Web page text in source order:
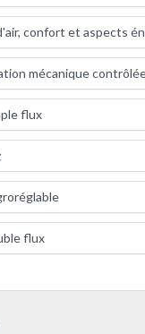
confort et aspects
mécanique
flux
flux